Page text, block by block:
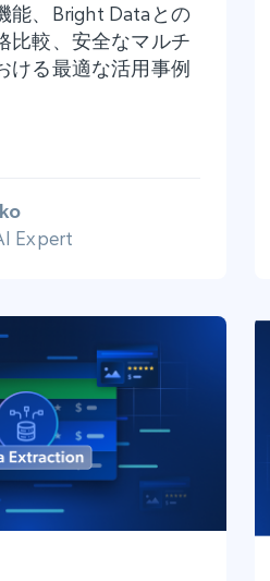
能、Bright Dataとの
比較、安全なマルチ
ける最適な活用事例
Expert